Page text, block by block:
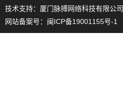
技术支持： 厦门脉搏网络科技有限公司
网站备案号： 闽ICP备19001155号-1